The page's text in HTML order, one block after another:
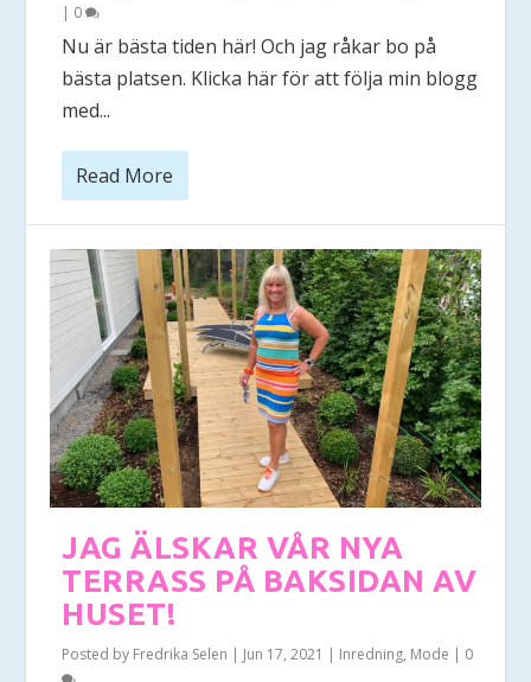
| 0
Nu är bästa tiden här! Och jag råkar bo på
bästa platsen. Klicka här för att följa min blogg
med...
Read More
JAG ÄLSKAR VÅR NYA
TERRASS PÅ BAKSIDAN AV
HUSET!
Posted by Fredrika Selen | Jun 17, 2021 | Inredning, Mode | 0